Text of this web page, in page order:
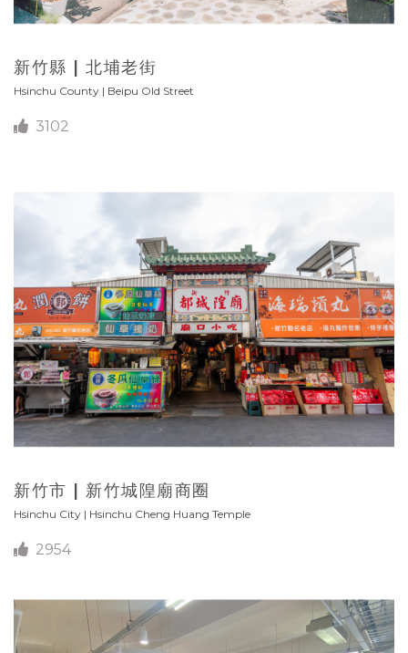
新竹縣 | 北埔老街
Hsinchu County | Beipu Old Street
3102
新竹市 | 新竹城隍廟商圈
Hsinchu City | Hsinchu Cheng Huang Temple
2954